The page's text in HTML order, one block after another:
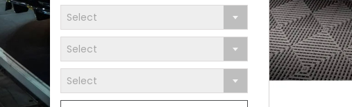
Select
Select
Select